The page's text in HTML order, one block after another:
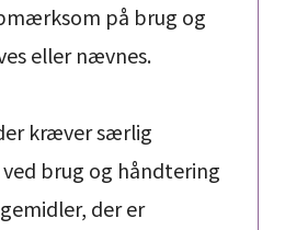
på brug og
eller nævnes.
kræver særlig
brug og håndtering
der er